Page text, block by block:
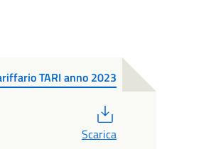
TARI anno 2023
Scarica